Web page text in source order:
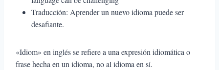
Traducción: Aprender un nuevo idioma puede ser
desafiante.
«Idiom» en inglés se refiere a una expresión idiomática o
frase hecha en un idioma, no al idioma en sí.